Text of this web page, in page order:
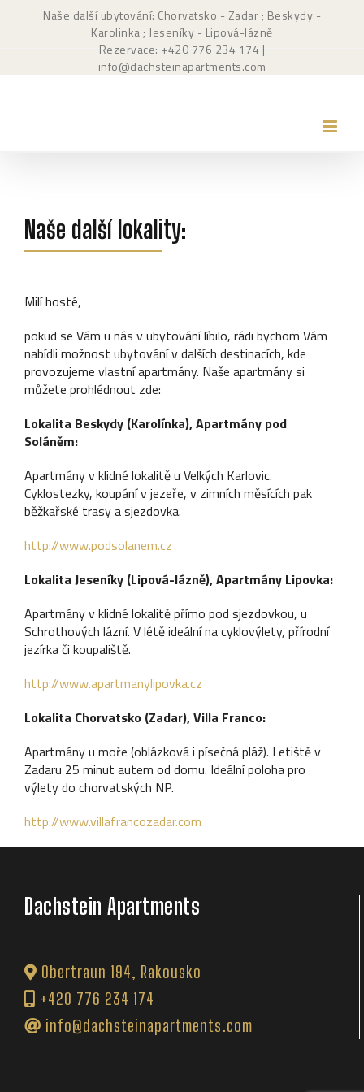
PřeskočitNaše další ubytování: Chorvatsko - Zadar; Beskydy -
Karolinka; Jeseníky - Lipová-lázně
Rezervace: +420 776 234 174 |
info@dachsteinapartments.com
Naše další lokality:
Milí hosté,
pokud se Vám u nás v ubytování líbilo, rádi bychom Vám
nabídli možnost ubytování v dalších destinacích, kde
provozujeme vlastní apartmány. Naše apartmány si
můžete prohlédnout zde:
Lokalita Beskydy (Karolínka), Apartmány pod
Soláněm:
Apartmány v klidné lokalitě u Velkých Karlovic.
Cyklostezky, koupání v jezeře, v zimních měsících pak
běžkařské trasy a sjezdovka.
http://www.podsolanem.cz
Lokalita Jeseníky (Lipová-lázně), Apartmány Lipovka:
Apartmány v klidné lokalitě přímo pod sjezdovkou, u
Schrothových lázní. V létě ideální na cyklovýlety, přírodní
jezírka či koupaliště.
http://www.apartmanylipovka.cz
Lokalita Chorvatsko (Zadar), Villa Franco:
Apartmány u moře (oblázková i písečná pláž). Letiště v
Zadaru 25 minut autem od domu. Ideální poloha pro
výlety do chorvatských NP.
http://www.villafrancozadar.com
Dachstein Apartments
Obertraun 194, Rakousko
+420 776 234 174
info@dachsteinapartments.com